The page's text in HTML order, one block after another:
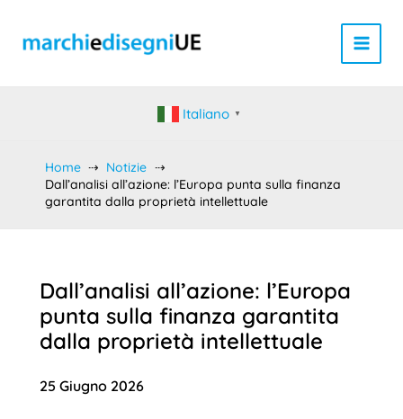
contenuto
Italiano ▼
Home
Notizie
Dall’analisi all’azione: l’Europa punta sulla finanza
garantita dalla proprietà intellettuale
Dall’analisi all’azione: l’Europa
punta sulla finanza garantita
dalla proprietà intellettuale
25 Giugno 2026